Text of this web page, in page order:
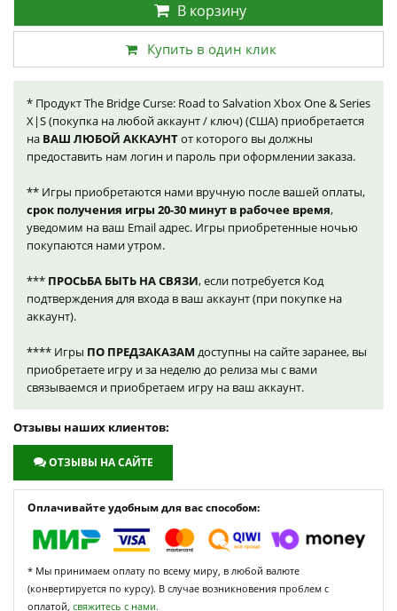
В корзину
Купить в один клик
* Продукт The Bridge Curse: Road to Salvation Xbox One & Series
X|S (покупка на любой аккаунт / ключ) (США) приобретается
на ВАШ ЛЮБОЙ АККАУНТот которого вы должны
предоставить нам логин и пароль при оформлении заказа.
** Игры приобретаются нами вручную после вашей оплаты,
срок получения игры 20-30 минут в рабочее время,
уведомим на ваш Email адрес. Игры приобретенные ночью
покупаются нами утром.
*** ПРОСЬБА БЫТЬ НА СВЯЗИ, если потребуется Код
подтверждения для входа в ваш аккаунт (при покупке на
аккаунт).
**** Игры ПО ПРЕДЗАКАЗАМ доступны на сайте заранее, вы
приобретаете игру и за неделю до релиза мы с вами
связываемся и приобретаем игру на ваш аккаунт.
Отзывы наших клиентов:
ОТЗЫВЫ НА САЙТЕ
Оплачивайте удобным для вас способом:
* Мы принимаем оплату по всему миру, в любой валюте
(конвертируется по курсу). В случае возникновения проблем с
оплатой, свяжитесь с нами.